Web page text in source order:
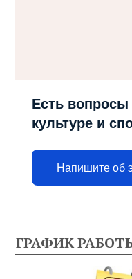
Есть
культуре и
Напишите об
ГРАФИК